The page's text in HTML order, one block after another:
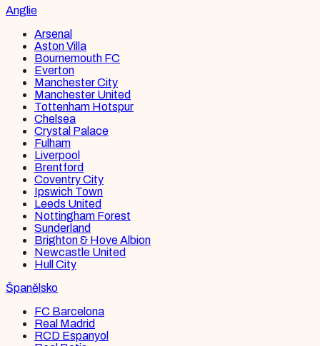
Anglie
Arsenal
Aston Villa
Bournemouth FC
Everton
Manchester City
Manchester United
Tottenham Hotspur
Chelsea
Crystal Palace
Fulham
Liverpool
Brentford
Coventry City
Ipswich Town
Leeds United
Nottingham Forest
Sunderland
Brighton & Hove Albion
Newcastle United
Hull City
Španělsko
FC Barcelona
Real Madrid
RCD Espanyol